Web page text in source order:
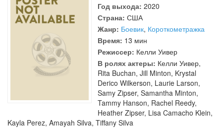
Год выхода: 2020
Страна: США
Жанр: Боевик, Короткометражка
Время: 13 мин
Режиссер: Келли Уивер
В ролях актеры: Келли Уивер,
Rita Buchan, Jill Minton, Krystal
Derico Wilkerson, Laurie Larson,
Samy Zipser, Samantha Minton,
Tammy Hanson, Rachel Reedy,
Heather Zipser, Lisa Camacho Klein,
Kayla Perez, Amayah Silva, Tiffany Silva